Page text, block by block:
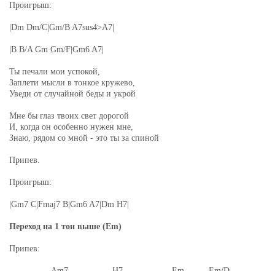
Проигрыш:
|Dm Dm/C|Gm/B A7sus4>A7|
|B B/A Gm Gm/F|Gm6 A7|
Ты печали мои успокой,
Заплети мысли в тонкое кружево,
Уведи от случайной беды и укрой
Мне бы глаз твоих свет дорогой
И, когда он особенно нужен мне,
Знаю, рядом со мной - это ты за спиной
Припев.
Проигрыш:
|Gm7 C|Fmaj7 B|Gm6 A7|Dm H7|
Переход на 1 тон выше (Em)
Припев: